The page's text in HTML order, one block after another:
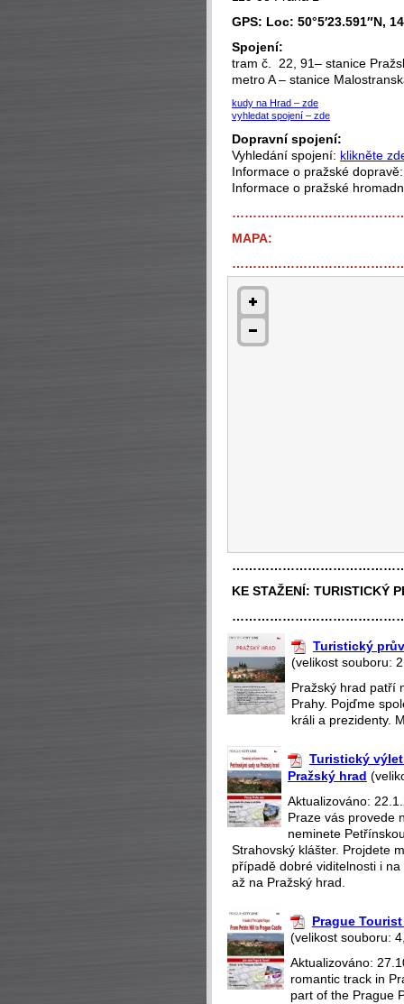
GPS: Loc: 50°5′23.591″N,
Spojení:
tram č. 22, 91– stanice
metro A – stanice
kudy na Hrad – zde
vyhledat spojení – zde
Dopravní spojení:
Vyhledání spojení: klikněte
Informace o pražské
Informace o pražské
MAPA:
KE STAŽENÍ: TURISTICKÝ
Turistický
(velikost souboru:
Pražský hrad patří
Prahy. Pojďme
králi a prezidenty.
Turistický
Pražský hrad
Aktualizováno:
Praze vás provede
neminete
Strahovský klášter. Projdete
případě dobré viditelnosti i
až na Pražský hrad.
Prague
(velikost souboru:
Aktualizováno:
romantic track in
part of the Prague